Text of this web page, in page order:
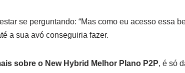
se perguntando: “Mas como eu acesso essa
a sua avó conseguiria fazer.
sobre o New Hybrid Melhor Plano P2P, é só